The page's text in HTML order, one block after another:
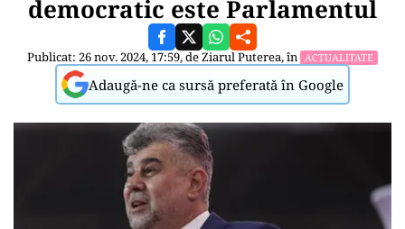
democratic este Parlamentul
Publicat: 26 nov. 2024, 17:59, deZiarul Puterea, în ACTUALITATE
Adaugă-ne ca sursă preferată în Google